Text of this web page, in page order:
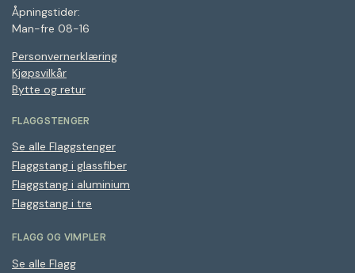
Åpningstider:
Man-fre 08-16
Personvernerklæring
Kjøpsvilkår
Bytte og retur
FLAGGSTENGER
Se alle Flaggstenger
Flaggstang i glassfiber
Flaggstang i aluminium
Flaggstang i tre
FLAGG OG VIMPLER
Se alle Flagg